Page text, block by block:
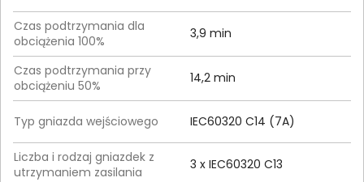
Czas podtrzymania dla
obciążenia 100%
3,9 min
Czas podtrzymania przy
obciążeniu 50%
14,2 min
Typ gniazda wejściowego IEC60320 C14 (7A)
Liczba i rodzaj gniazdek z
utrzymaniem zasilania
3 x IEC60320 C13